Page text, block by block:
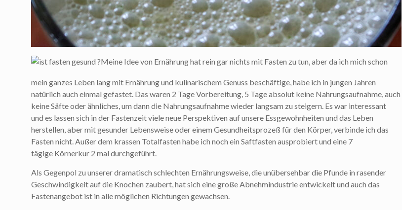
Meine Idee von Ernährung hat rein gar nichts mit Fasten zu tun, aber da ich mich schon
mein ganzes Leben lang mit Ernährung und kulinarischem Genuss beschäftige, habe ich in jungen Jahren
natürlich auch einmal gefastet. Das waren 2 Tage Vorbereitung, 5 Tage absolut keine Nahrungsaufnahme, auch
keine Säfte oder ähnliches, um dann die Nahrungsaufnahme wieder langsam zu steigern. Es war interessant
und es lassen sich in der Fastenzeit viele neue Perspektiven auf unsere Essgewohnheiten und das Leben
herstellen, aber mit gesunder Lebensweise oder einem Gesundheitsprozeß für den Körper, verbinde ich das
Fasten nicht. Außer dem krassen Totalfasten habe ich noch ein Saftfasten ausprobiert und eine 7
tägige Körnerkur 2 mal durchgeführt.
Als Gegenpol zu unserer dramatisch schlechten Ernährungsweise, die unübersehbar die Pfunde in rasender
Geschwindigkeit auf die Knochen zaubert, hat sich eine große Abnehmindustrie entwickelt und auch das
Fastenangebot ist in alle möglichen Richtungen gewachsen.